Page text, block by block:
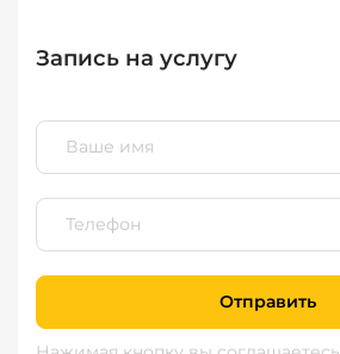
Запись на услугу
Отправить